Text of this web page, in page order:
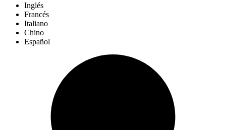
Inglés
Francés
Italiano
Chino
Español